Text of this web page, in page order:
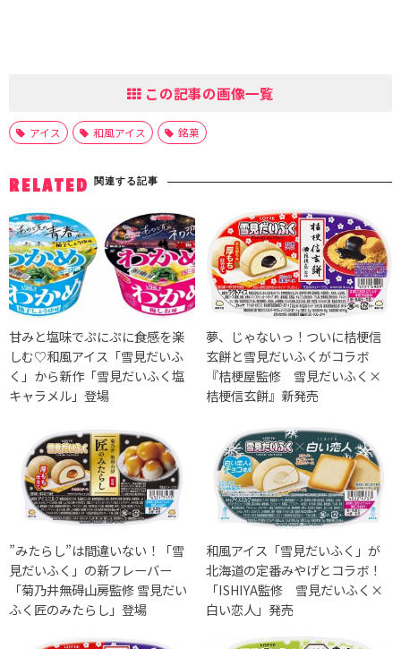
この記事の画像一覧
アイス 和風アイス 銘菓
RELATED 関連する記事
甘みと塩味でぷにぷに食感を楽
しむ♡和風アイス「雪見だいふ
く」から新作「雪見だいふく塩
キャラメル」登場
夢、じゃないっ！ついに桔梗信
玄餅と雪見だいふくがコラボ
『桔梗屋監修 雪見だいふく×
桔梗信玄餅』新発売
”みたらし”は間違いない！「雪
見だいふく」の新フレーバー
「菊乃井無碍山房監修 雪見だい
ふく匠のみたらし」登場
和風アイス「雪見だいふく」が
北海道の定番みやげとコラボ！
「ISHIYA監修 雪見だいふく×
白い恋人」発売